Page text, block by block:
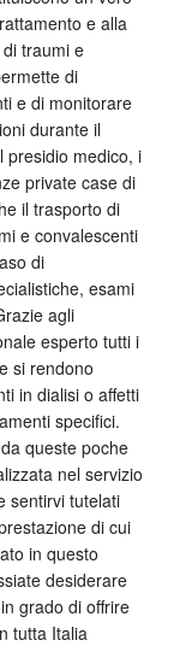
e alla
traumi e
di
e di monitorare
durante il
presidio medico, i
private case di
il trasporto di
e convalescenti
di
esami
agli
esperto tutti i
si rendono
in dialisi o affetti
specifici.
queste poche
nel servizio
sentirvi tutelati
di cui
in questo
desiderare
grado di offrire
tutta Italia